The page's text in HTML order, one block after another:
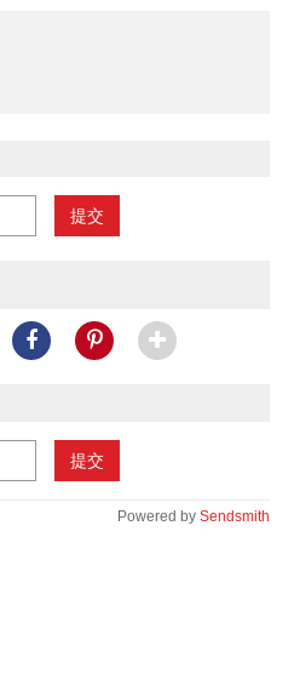
提交
提交
Powered by Sendsmith